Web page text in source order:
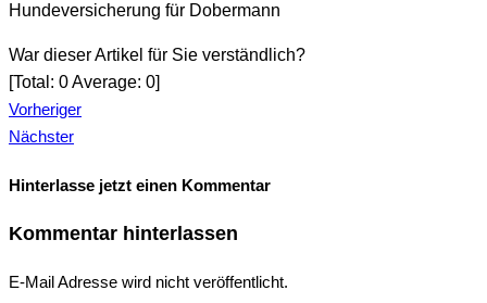
Hundeversicherung für Dobermann
War dieser Artikel für Sie verständlich?
[Total: 0Average: 0]
Vorheriger
Nächster
Hinterlasse jetzt einen Kommentar
Kommentar hinterlassen
E-Mail Adresse wird nicht veröffentlicht.